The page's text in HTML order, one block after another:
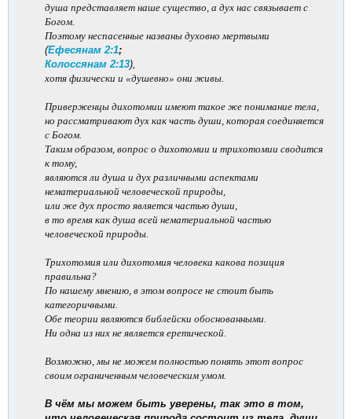
душа представляет наше существо, а дух нас связывает с
Богом.
Поэтому неспасенные названы духовно мертвыми
(Ефесянам 2:1;
Колоссянам 2:13),
хотя физически и «душевно» они живы.
Приверженцы дихотомии имеют такое же понимание тела,
но рассматривают дух как часть души, которая соединяется
с Богом.
Таким образом, вопрос о дихотомии и трихотомии сводится
к тому,
являются ли душа и дух различными аспектами
нематериальной человеческой природы,
или же дух просто является частью души,
в то время как душа всей нематериальной частью
человеческой природы.
Трихотомия или дихотомия человека какова позиция
правильна?
По нашему мнению, в этом вопросе не стоит быть
категоричными.
Обе теории являются библейски обоснованными.
Ни одна из них не является еретической.
Возможно, мы не можем полностью понять этот вопрос
своим ограниченным человеческим умом.
В чём мы можем быть уверены, так это в том,